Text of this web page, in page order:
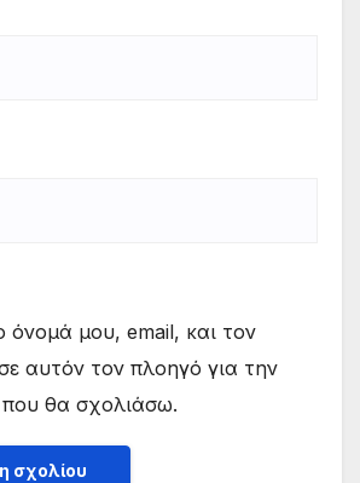
όνομά μου, email, και τον
αυτόν τον πλοηγό για την
θα σχολιάσω.